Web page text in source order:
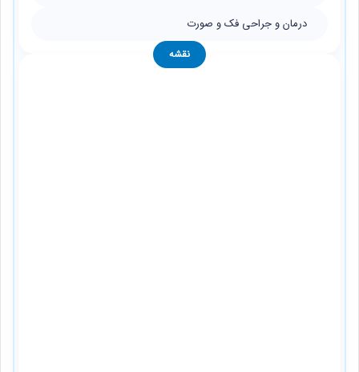
درمان و جراحی فک و صورت
نقشه